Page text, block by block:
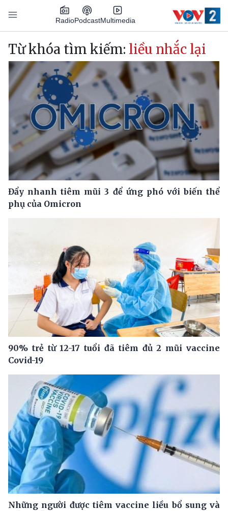
Nhảy đến nội dung
RadioPodcastMultimedia
Main navigation
Từ khóa tìm kiếm: liều nhắc lại
Đẩy nhanh tiêm mũi 3 để ứng phó với biến thể
phụ của Omicron
90% trẻ từ 12-17 tuổi đã tiêm đủ 2 mũi vaccine
Covid-19
Những người được tiêm vaccine liều bổ sung và